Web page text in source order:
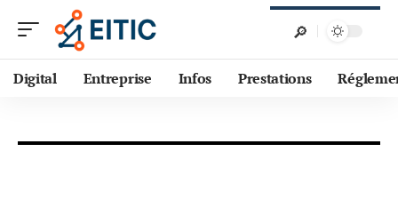
Digital Entreprise Infos Prestations